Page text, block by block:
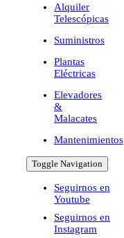
Alquiler
Telescópicas
Suministros
Plantas
Eléctricas
Elevadores
&
Malacates
Mantenimientos
Toggle Navigation
Seguirnos en
Youtube
Seguirnos en
Instagram